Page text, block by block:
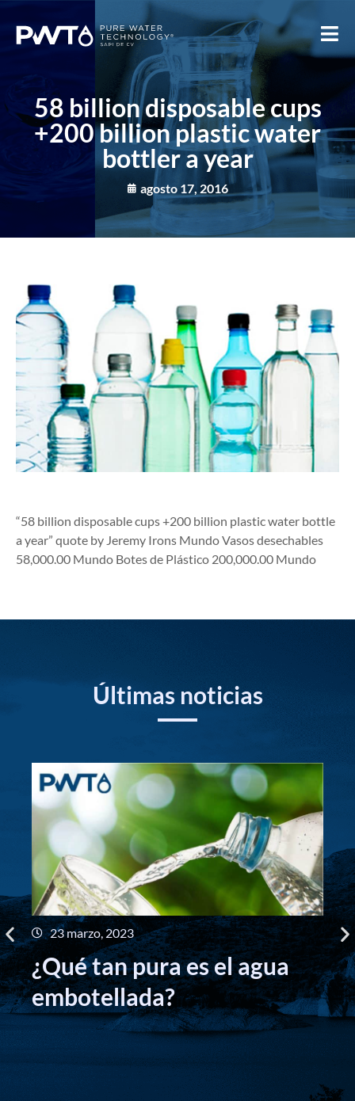
58 billion disposable cups
+200 billion plastic water
bottler a year
agosto 17, 2016
“58 billion disposable cups +200 billion plastic water bottle
a year” quote by Jeremy Irons Mundo Vasos desechables
58,000.00 Mundo Botes de Plástico 200,000.00 Mundo
Últimas noticias
23 marzo, 2023
¿Qué tan pura es el agua
embotellada?